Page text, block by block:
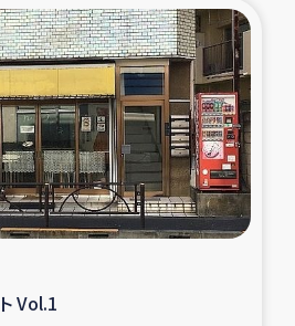
モール豪雨緊急支援
よる洪水被災者支援
オ生産者支援事業
民・帰還民の生活再建支援
けるシリア難民支援事業
ラウェシの地震・津波被災者支援
Vol.1